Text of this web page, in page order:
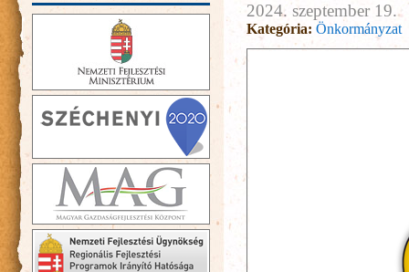
2024. szeptember 19.
Kategória: Önkormányzat